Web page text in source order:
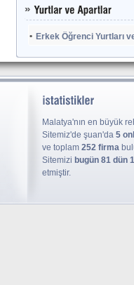
Erkek Öğrenci Yurtları
Malatya'nın en büyük
Sitemiz'de şuan'da 5
ve toplam 252 firma
Sitemizi bugün 81 dün
etmiştir.